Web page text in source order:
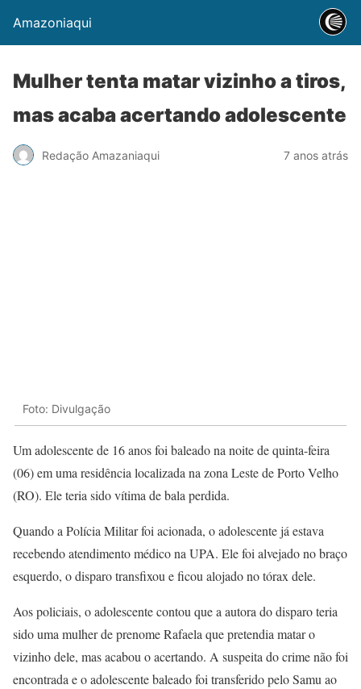
Amazoniaqui
Mulher tenta matar vizinho a tiros,
mas acaba acertando adolescente
Redação Amazaniaqui 7 anos atrás
Foto: Divulgação
Um adolescente de 16 anos foi baleado na noite de quinta-feira
(06) em uma residência localizada na zona Leste de Porto Velho
(RO). Ele teria sido vítima de bala perdida.
Quando a Polícia Militar foi acionada, o adolescente já estava
recebendo atendimento médico na UPA. Ele foi alvejado no braço
esquerdo, o disparo transfixou e ficou alojado no tórax dele.
Aos policiais, o adolescente contou que a autora do disparo teria
sido uma mulher de prenome Rafaela que pretendia matar o
vizinho dele, mas acabou o acertando. A suspeita do crime não foi
encontrada e o adolescente baleado foi transferido pelo Samu ao